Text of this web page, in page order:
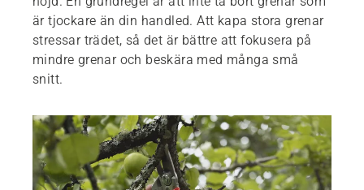
är tjockare än din handled. Att kapa stora grenar
stressar trädet, så det är bättre att fokusera på
mindre grenar och beskära med många små
snitt.